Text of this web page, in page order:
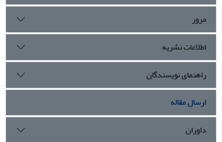
مرور
اطلاعات نشریه
راهنمای نویسندگان
ارسال مقاله
داوران